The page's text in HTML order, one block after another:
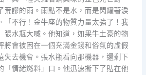
荒謬的雨。雨點不是水，而是閃耀著淚
「不行！金牛座的物質力量太強了！我
張水瓶大喊。他知道，如果牛土豪的物
將會被困在一個充滿金錢和俗氣的虛假
失去機會。張水瓶看向那機器，還剩下
「情緒燃料」口。他迅速撕下了貼在他